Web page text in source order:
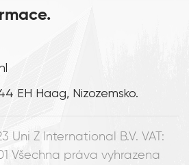
EH Haag, Nizozemsko.
Uni Z International B.V. VAT:
Všechna práva vyhrazena